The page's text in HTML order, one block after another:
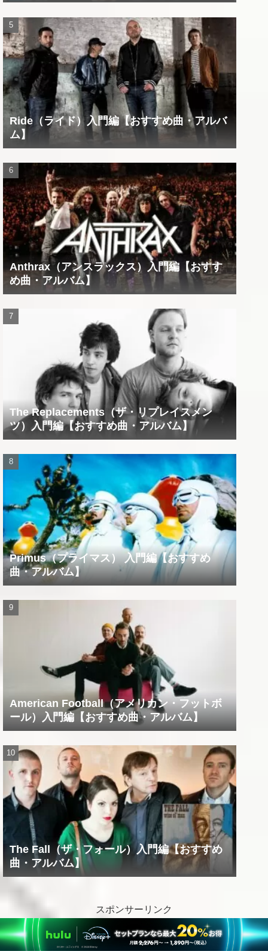
Ride（ライド）入門編【おすすめ曲・アルバ
ム】
Anthrax（アンスラックス）入門編【おすす
め曲・アルバム】
The Replacements（ザ・リプレイスメン
ツ）入門編【おすすめ曲・アルバム】
Primus（プライマス） 入門編【おすすめ
曲・アルバム】
American Football（アメリカン・フットボ
ール）入門編【おすすめ曲・アルバム】
The Fall（ザ・フォール）入門編【おすすめ
曲・アルバム】
スポンサーリンク